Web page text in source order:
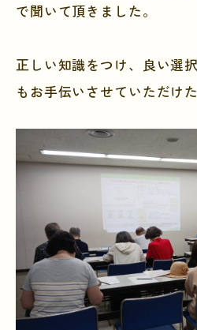
で聞いて頂きました。
正しい知識をつけ、良い選
もお手伝いさせていただけ